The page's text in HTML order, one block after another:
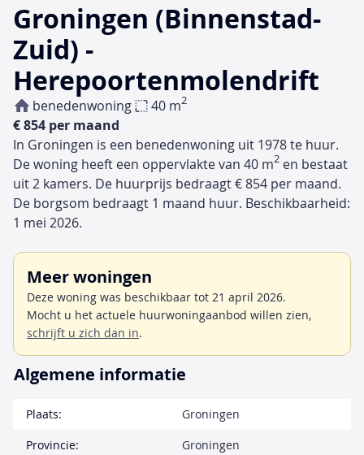
Groningen (Binnenstad-
Zuid) -
Herepoortenmolendrift
benedenwoning 40 m2
€ 854 per maand
In Groningen is een benedenwoning uit 1978 te huur.
De woning heeft een oppervlakte van 40 m2 en bestaat
uit 2 kamers. De huurprijs bedraagt € 854 per maand.
De borgsom bedraagt 1 maand huur. Beschikbaarheid:
1 mei 2026.
Meer woningen
Deze woning was beschikbaar tot 21 april 2026.
Mocht u het actuele huurwoningaanbod willen zien,
schrijft u zich dan in.
Algemene informatie
Plaats:
Groningen
Provincie:
Groningen